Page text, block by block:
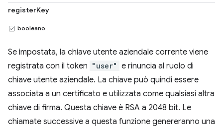
registerKey
booleano
Se impostata, la chiave utente aziendale corrente viene
registrata con il token "user" e rinuncia al ruolo di
chiave utente aziendale. La chiave può quindi essere
associata a un certificato e utilizzata come qualsiasi altra
chiave di firma. Questa chiave è RSA a 2048 bit. Le
chiamate successive a questa funzione genereranno una